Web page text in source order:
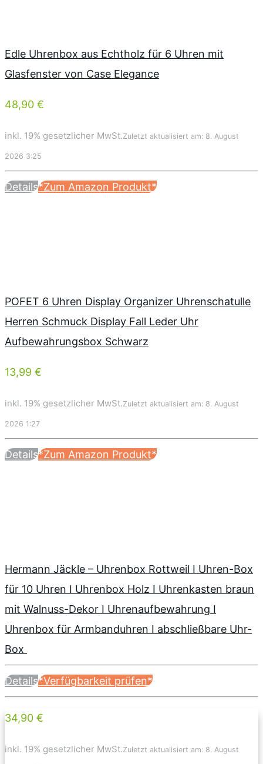
Edle Uhrenbox aus Echtholz für 6 Uhren mit
Glasfenster von Case Elegance
48,90 €
inkl. 19% gesetzlicher MwSt.Zuletzt aktualisiert am: 8. August
2026 3:25
Details*Zum Amazon Produkt*
POFET 6 Uhren Display Organizer Uhrenschatulle
Herren Schmuck Display Fall Leder Uhr
Aufbewahrungsbox Schwarz
13,99 €
inkl. 19% gesetzlicher MwSt.Zuletzt aktualisiert am: 8. August
2026 1:27
Details*Zum Amazon Produkt*
Hermann Jäckle – Uhrenbox Rottweil I Uhren-Box
für 10 Uhren I Uhrenbox Holz I Uhrenkasten braun
mit Walnuss-Dekor I Uhrenaufbewahrung I
Uhrenbox für Armbanduhren I abschließbare Uhr-
Box
Details*Verfügbarkeit prüfen*
34,90 €
inkl. 19% gesetzlicher MwSt.Zuletzt aktualisiert am: 8. August